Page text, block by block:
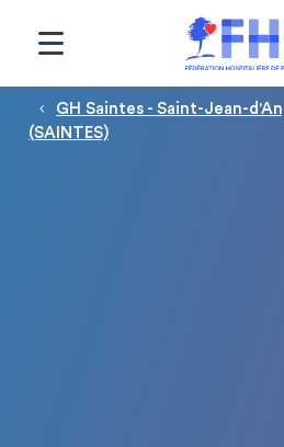
Fil d'Ariane
GH Saintes - Saint-Jean-
(SAINTES)
Panneau de gestion des